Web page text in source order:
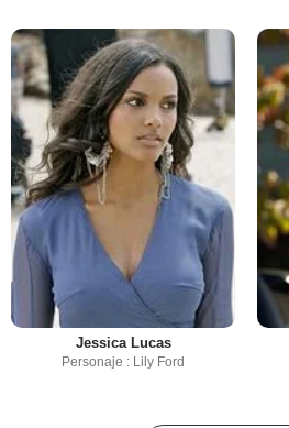
Jessica Lucas
Personaje : Lily Ford